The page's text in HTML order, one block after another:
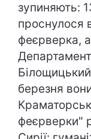
зупиняють:
проснулося
феєрверка,
березня
феєрверки"